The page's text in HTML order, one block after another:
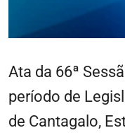
Ata da 66ª
período de
de Cantagalo,